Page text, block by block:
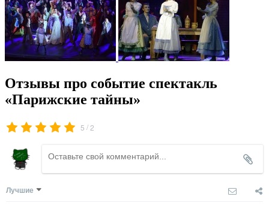
Отзывы про событие спектакль
«Парижские тайны»
5 /2
Лучшие